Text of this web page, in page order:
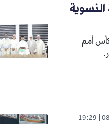
الوطن
جمعية